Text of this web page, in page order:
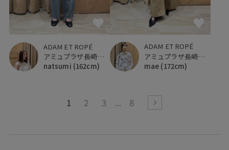
ADAM ET ROPÉ
アミュプラザ長崎新館
natsumi (162cm)
ADAM ET ROPÉ
アミュプラザ長崎新館
mae (172cm)
1 2 3 8